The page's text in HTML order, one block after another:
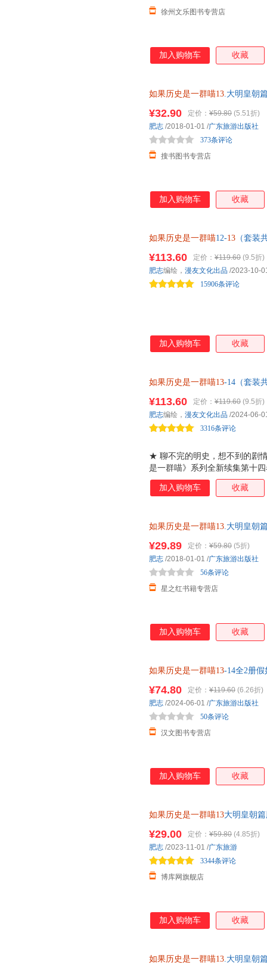
徐州文乐图书专营店
加入购物车 收藏
如果历史是一群喵13.大明皇朝
¥32.90 定价： ¥59.80 (5.51折)
搜书图书专营店
373条评论
肥志 /2018-01-01 /广东旅游出版社
加入购物车 收藏
如果历史是一群喵12-13 （套装
¥113.60 定价： ¥119.60 (9.5折)
15906条评论
肥志编绘， 漫友文化出品 /2023-10-
加入购物车 收藏
如果历史是一群喵13-14（套装
★ 聊不完的明史，想不到的剧
是一群喵》系列全新续集第十
事。摇摇欲坠的大明，是谁加
君？百变喵咪将再次上线，为
史中又会书写怎样的命运呢？
事件和人物为主轴，呈现明朝
清晰。 ★喵咪化身大场面主角
金和精细压纹
¥113.60 定价： ¥119.60 (9.5折)
3316条评论
肥志编绘， 漫友文化出品 /2024-06-
加入购物车 收藏
如果历史是一群喵13.大明皇朝
¥29.89 定价： ¥59.80 (5折)
星之红书籍专营店
56条评论
肥志 /2018-01-01 /广东旅游出版社
加入购物车 收藏
如果历史是一群喵13-14全2册
¥74.80 定价： ¥119.60 (6.26折)
汉文图书专营店
50条评论
肥志 /2024-06-01 /广东旅游出版社
加入购物车 收藏
如果历史是一群喵13大明皇朝
¥29.00 定价： ¥59.80 (4.85折)
博库网旗舰店
3344条评论
肥志 /2023-11-01 /广东旅游
加入购物车 收藏
如果历史是一群喵13.大明皇朝